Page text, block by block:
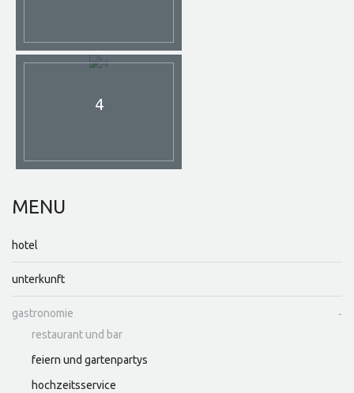
4
MENU
hotel
unterkunft
gastronomie
restaurant und bar
feiern und gartenpartys
hochzeitsservice